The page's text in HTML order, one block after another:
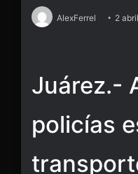
AlexFerrel 2
Juárez.-
policías